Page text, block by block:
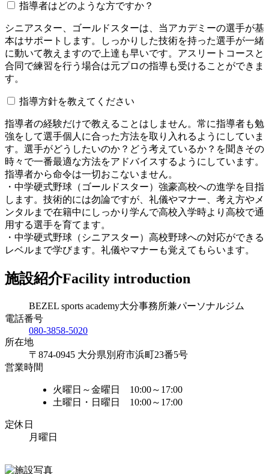
指導者はどのような方ですか？
シニアスター、ゴールドスターは、当アカデミーの選手が基
本はサポートします。しっかりした技術を持った選手が一緒
に動いて教えますので上達も早いです。アスリートコースと
合同で練習を行う場合は元プロの指導も受けることができま
す。
指導方針を教えてください
指導者の経験だけで教えることはしません。常に指導者も勉
強をして選手個人に合った方法を取り入れるようにしていま
す。選手がどうしたいのか？どう考えているか？を聞きその
時々で一番最適な方法をアドバイスするようにしています。
指導者から命令は一切おこないません。
・中学硬式野球（ゴールドスター）強豪高校への進学を目指
します。技術的には勿論ですが、礼儀やマナー、考え方やメ
ンタルまで在籍中にしっかり学んで高校入学時より高校で通
用する選手を育てます。
・中学硬式野球（シニアスター）高校野球への対応ができる
レベルまで学びます。礼儀やマナーも覚えてもらいます。
施設紹介Facility introduction
BEZEL sports academy大分事務所兼パーソナルジム
電話番号
080-3858-5020
所在地
〒874-0945 大分県別府市浜町23番5号
営業時間
火曜日～金曜日 10:00～17:00
土曜日・日曜日 10:00～17:00
定休日
月曜日